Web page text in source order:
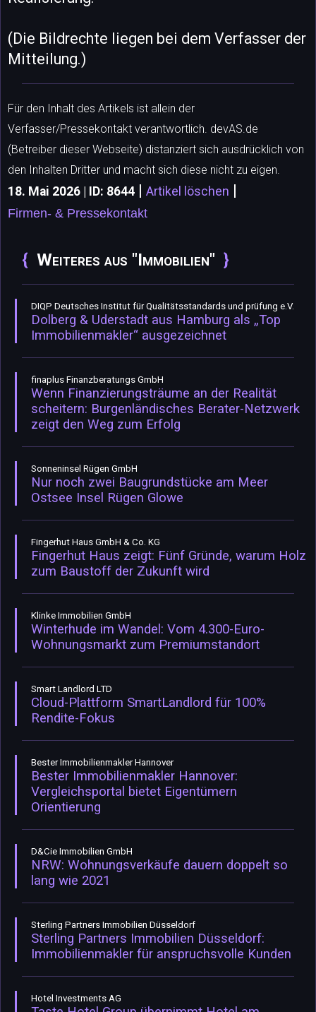
(Die Bildrechte liegen bei dem Verfasser der
Mitteilung.)
Für den Inhalt des Artikels ist allein der
Verfasser/Pressekontakt verantwortlich. devAS.de
(Betreiber dieser Webseite) distanziert sich ausdrücklich von
den Inhalten Dritter und macht sich diese nicht zu eigen.
18. Mai 2026 | ID: 8644 | Artikel löschen |
Firmen- & Pressekontakt
Weiteres aus "Immobilien"
DIQP Deutsches Institut für Qualitätsstandards und prüfung e.V.
Dolberg & Uderstadt aus Hamburg als „Top
Immobilienmakler“ ausgezeichnet
finaplus Finanzberatungs GmbH
Wenn Finanzierungsträume an der Realität
scheitern: Burgenländisches Berater-Netzwerk
zeigt den Weg zum Erfolg
Sonneninsel Rügen GmbH
Nur noch zwei Baugrundstücke am Meer
Ostsee Insel Rügen Glowe
Fingerhut Haus GmbH & Co. KG
Fingerhut Haus zeigt: Fünf Gründe, warum Holz
zum Baustoff der Zukunft wird
Klinke Immobilien GmbH
Winterhude im Wandel: Vom 4.300-Euro-
Wohnungsmarkt zum Premiumstandort
Smart Landlord LTD
Cloud-Plattform SmartLandlord für 100%
Rendite-Fokus
Bester Immobilienmakler Hannover
Bester Immobilienmakler Hannover:
Vergleichsportal bietet Eigentümern
Orientierung
D&Cie Immobilien GmbH
NRW: Wohnungsverkäufe dauern doppelt so
lang wie 2021
Sterling Partners Immobilien Düsseldorf
Sterling Partners Immobilien Düsseldorf:
Immobilienmakler für anspruchsvolle Kunden
Hotel Investments AG